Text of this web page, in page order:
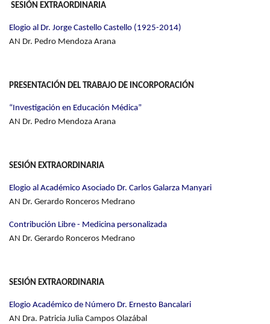
SESIÓN EXTRAORDINARIA
Elogio al Dr. Jorge Castello Castello (1925-2014)
AN Dr. Pedro Mendoza Arana
PRESENTACIÓN DEL TRABAJO DE INCORPORACIÓN
“Investigación en Educación Médica”
AN Dr. Pedro Mendoza Arana
SESIÓN EXTRAORDINARIA
Elogio al Académico Asociado Dr. Carlos Galarza Manyari
AN Dr. Gerardo Ronceros Medrano
Contribución Libre - Medicina personalizada
AN Dr. Gerardo Ronceros Medrano
SESIÓN EXTRAORDINARIA
Elogio Académico de Número Dr. Ernesto Bancalari
AN Dra. Patricia Julia Campos Olazábal